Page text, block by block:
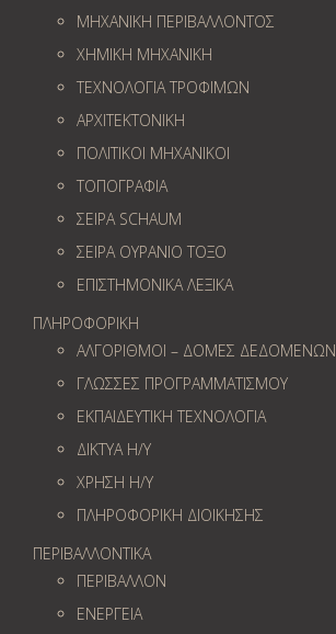
ΜΗΧΑΝΙΚΗ ΠΕΡΙΒΑΛΛΟΝΤΟΣ
ΧΗΜΙΚΗ ΜΗΧΑΝΙΚΗ
ΤΕΧΝΟΛΟΓΙΑ ΤΡΟΦΙΜΩΝ
ΑΡΧΙΤΕΚΤΟΝΙΚΗ
ΠΟΛΙΤΙΚΟΙ ΜΗΧΑΝΙΚΟΙ
ΤΟΠΟΓΡΑΦΙΑ
ΣΕΙΡΑ SCHAUM
ΣΕΙΡΑ ΟΥΡΑΝΙΟ ΤΟΞΟ
ΕΠΙΣΤΗΜΟΝΙΚΑ ΛΕΞΙΚΑ
ΠΛΗΡΟΦΟΡΙΚΗ
ΑΛΓΟΡΙΘΜΟΙ – ΔΟΜΕΣ ΔΕΔΟΜΕΝΩΝ
ΓΛΩΣΣΕΣ ΠΡΟΓΡΑΜΜΑΤΙΣΜΟΥ
ΕΚΠΑΙΔΕΥΤΙΚΗ ΤΕΧΝΟΛΟΓΙΑ
ΔΙΚΤΥΑ Η/Υ
ΧΡΗΣΗ Η/Υ
ΠΛΗΡΟΦΟΡΙΚΗ ΔΙΟΙΚΗΣΗΣ
ΠΕΡΙΒΑΛΛΟΝΤΙΚΑ
ΠΕΡΙΒΑΛΛΟΝ
ΕΝΕΡΓΕΙΑ